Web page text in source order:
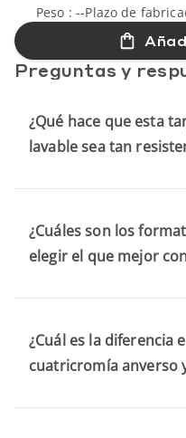
Peso :--Plazo de
Preguntas y
¿Qué hace que esta
lavable sea tan
¿Cuáles son los
elegir el que mejor
¿Cuál es la diferencia
cuatricromía anverso